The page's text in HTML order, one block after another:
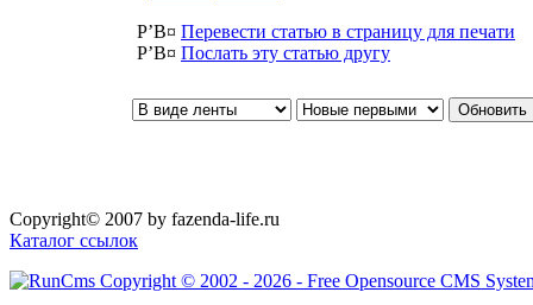
Р’В¤ Перевести статью в страницу для печати
Р’В¤ Послать эту cтатью другу
Copyright© 2007 by fazenda-life.ru
Каталог ссылок